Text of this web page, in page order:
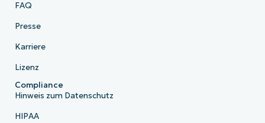
FAQ
Presse
Karriere
Lizenz
Compliance
Hinweis zum Datenschutz
HIPAA